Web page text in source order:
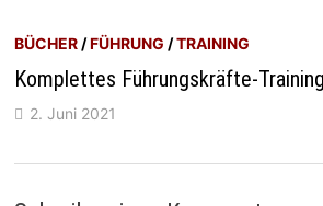
BÜCHER /FÜHRUNG /TRAINING
Komplettes Führungskräfte-Training
2. Juni 2021